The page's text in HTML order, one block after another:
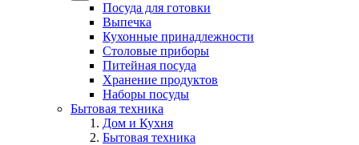
Посуда для готовки
Выпечка
Кухонные принадлежности
Столовые приборы
Питейная посуда
Хранение продуктов
Наборы посуды
Бытовая техника
Дом и Кухня
Бытовая техника